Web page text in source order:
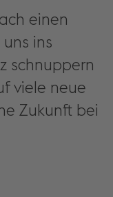
einen
uns ins
schnuppern
viele neue
Zukunft bei